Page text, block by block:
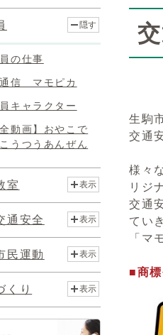
生駒
交通
様々
リジ
交通
てい
「マ
■商
隠す
の仕事
信 マモピカ
キャラクター
全動画】おやこで
うつうあんぜん
室 表示
通安全 表示
民運動 表示
くり 表示